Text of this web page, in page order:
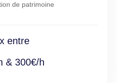
de patrimoine
entre
& 300€/h